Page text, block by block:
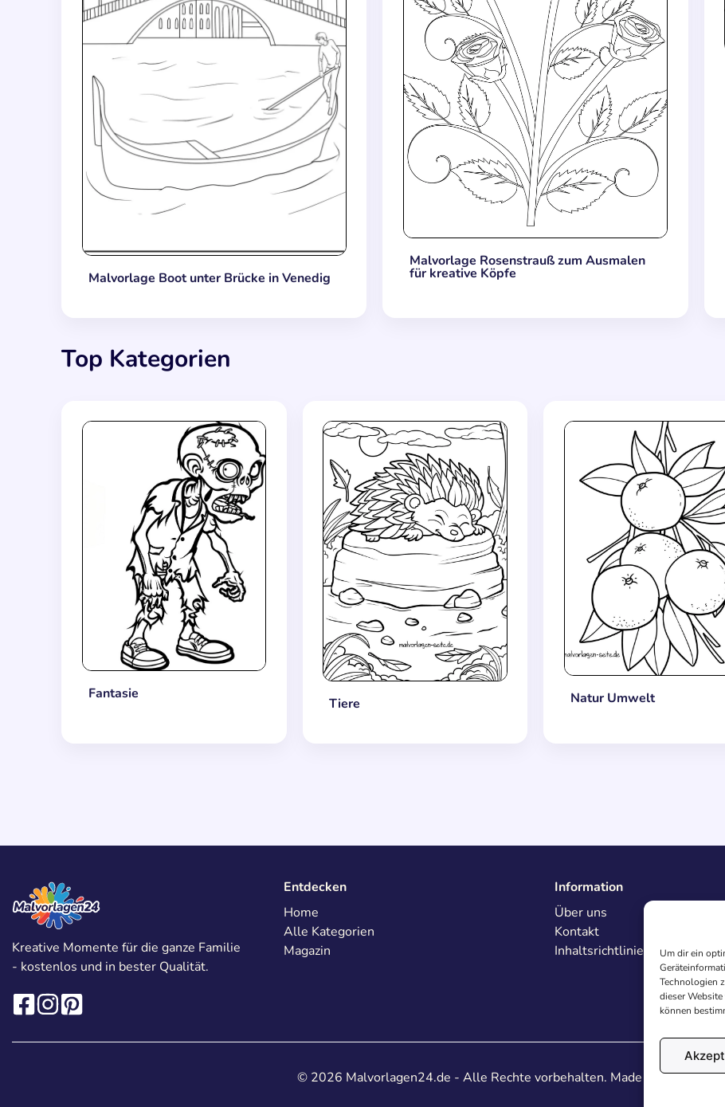
Um dir ein
Technologien
dieser
können
Malvorlage Boot unter Brücke in Venedig
Malvorlage Rosenstrauß zum Ausmalen
für kreative Köpfe
Top Kategorien
Fantasie
Tiere Natur Umwelt
Kreative Momente für die ganze Familie
- kostenlos und in bester Qualität.
Entdecken
Home
Alle Kategorien
Magazin
Information
Über uns
Kontakt
Inhaltsrichtlinien
© 2026 Malvorlagen24.de - Alle Rechte vorbehalten. Made with♥in